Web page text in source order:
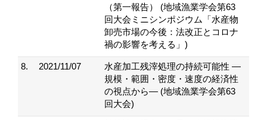
（第一報告） (地域漁業学会第63
回大会ミニシンポジウム「水産物
卸売市場の今後：法改正とコロナ
禍の影響を考える」)
8. 2021/11/07
水産加工残滓処理の持続可能性 ―
規模・範囲・密度・速度の経済性
の視点から― (地域漁業学会第63
回大会)